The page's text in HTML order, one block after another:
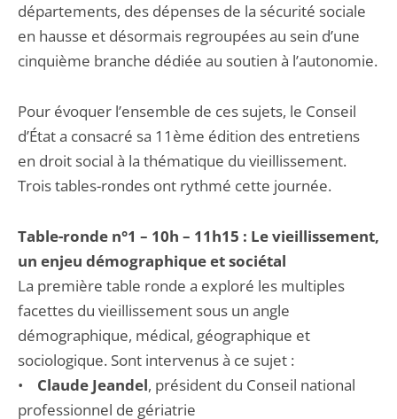
départements, des dépenses de la sécurité sociale
en hausse et désormais regroupées au sein d’une
cinquième branche dédiée au soutien à l’autonomie.
Pour évoquer l’ensemble de ces sujets, le Conseil
d’État a consacré sa 11ème édition des entretiens
en droit social à la thématique du vieillissement.
Trois tables-rondes ont rythmé cette journée.
Table-ronde n°1 – 10h – 11h15 : Le vieillissement,
un enjeu démographique et sociétal
La première table ronde a exploré les multiples
facettes du vieillissement sous un angle
démographique, médical, géographique et
sociologique. Sont intervenus à ce sujet :
• Claude Jeandel, président du Conseil national
professionnel de gériatrie